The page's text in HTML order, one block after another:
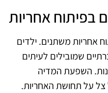
בפיתוח אחריות
אחריות משתנים. ילדים
שמובילים לעיתים
השפעת המדיה
צל על תחושת האחריות.